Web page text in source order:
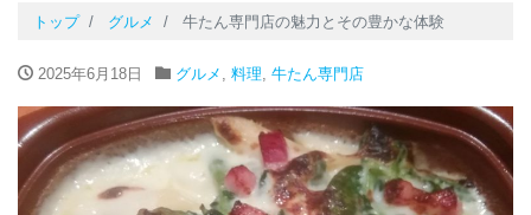
トップ グルメ 牛たん専門店の魅力とその豊かな体験
2025年6月18日 グルメ , 料理, 牛たん専門店